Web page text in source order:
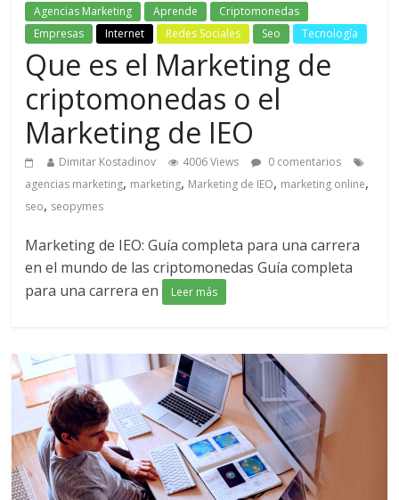
Agencias Marketing Aprende
Criptomonedas
Empresas
Internet Redes Sociales Seo Tecnología
Que es el Marketing de
criptomonedas o el
Marketing de IEO
Dimitar Kostadinov 4006 Views
0 comentarios
agencias marketing, marketing, Marketing de IEO, marketing online,
seo, seopymes
Marketing de IEO: Guía completa para una carrera
en el mundo de las criptomonedas Guía completa
para una carrera en
Leer más